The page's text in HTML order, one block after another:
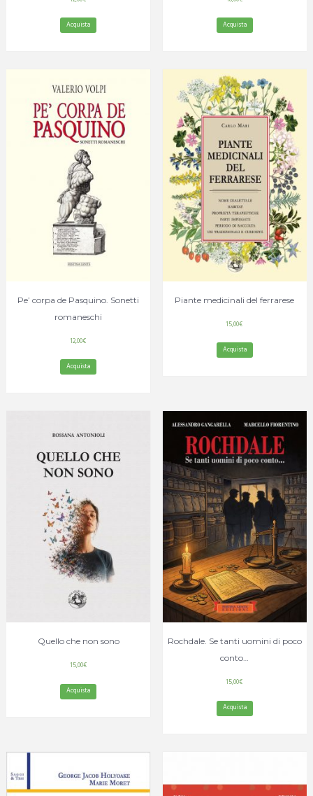
Acquista Acquista
Pe’ corpa de Pasquino. Sonetti
romaneschi
12,00€
Acquista
Piante medicinali del ferrarese
15,00€
Acquista
Quello che non sono
15,00€
Acquista
Rochdale. Se tanti uomini di poco
conto…
15,00€
Acquista